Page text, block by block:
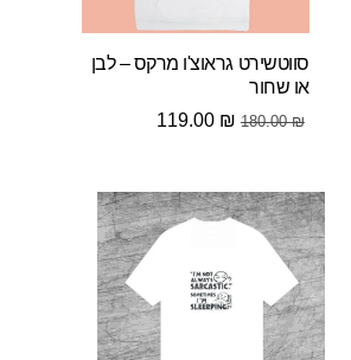
סווטשירט גראוצ'ו מרקס – לבן
או שחור
180.00₪
המחיר
180.00 ₪.
119.00 ₪
119.00 ₪.